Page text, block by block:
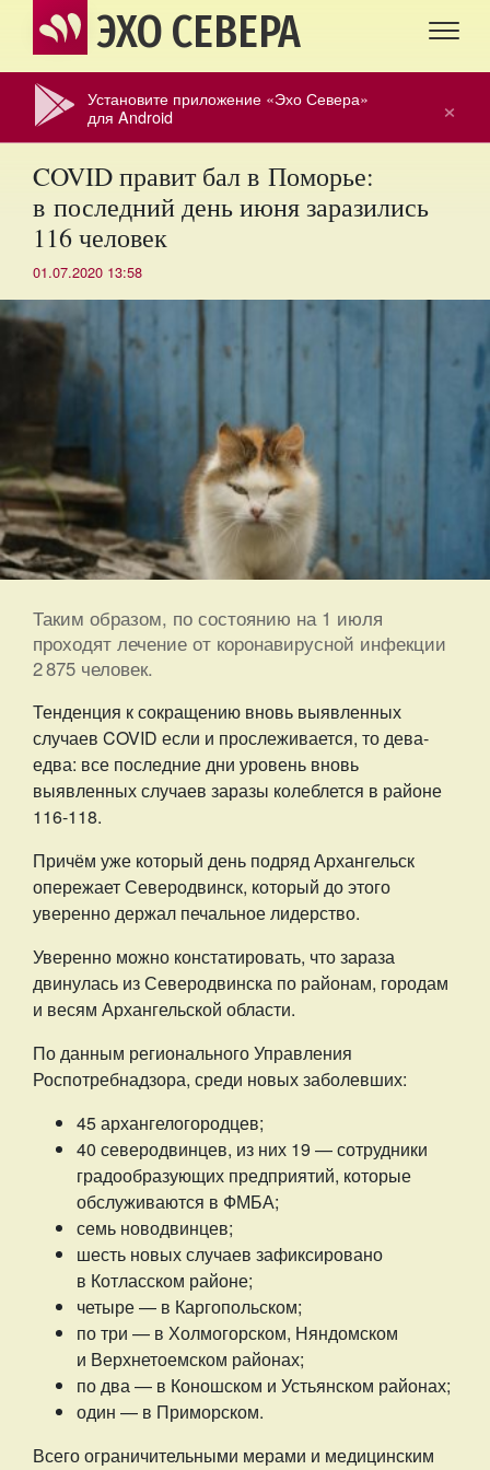
ЭХО СЕВЕРА
×
Установите приложение «Эхо Севера»
для Android
COVID правит бал в Поморье:
в последний день июня заразились
116 человек
01.07.2020 13:58
Таким образом, по состоянию на 1 июля
проходят лечение от коронавирусной инфекции
2 875 человек.
Тенденция к сокращению вновь выявленных
случаев COVID если и прослеживается, то дева-
едва: все последние дни уровень вновь
выявленных случаев заразы колеблется в районе
116-118.
Причём уже который день подряд Архангельск
опережает Северодвинск, который до этого
уверенно держал печальное лидерство.
Уверенно можно констатировать, что зараза
двинулась из Северодвинска по районам, городам
и весям Архангельской области.
По данным регионального Управления
Роспотребнадзора, среди новых заболевших:
45 архангелогородцев;
40 северодвинцев, из них 19 — сотрудники
градообразующих предприятий, которые
обслуживаются в ФМБА;
семь новодвинцев;
шесть новых случаев зафиксировано
в Котласском районе;
четыре — в Каргопольском;
по три — в Холмогорском, Няндомском
и Верхнетоемском районах;
по два — в Коношском и Устьянском районах;
один — в Приморском.
Всего ограничительными мерами и медицинским